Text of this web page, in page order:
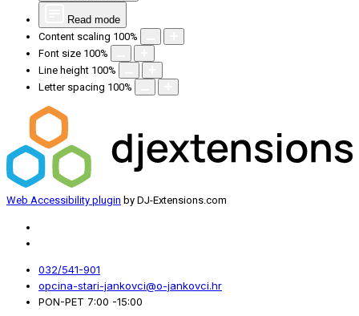
Read mode
Content scaling 100%
Font size 100%
Line height 100%
Letter spacing 100%
Web Accessibility plugin by DJ-Extensions.com
032/541-901
opcina-stari-jankovci@o-jankovci.hr
PON-PET 7:00 -15:00